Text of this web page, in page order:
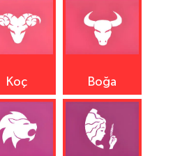
Koç Boğa